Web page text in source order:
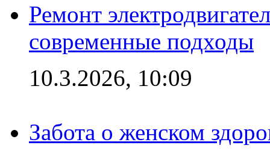
Ремонт
современные подходы
10.3.2026, 10:09
Забота о женском